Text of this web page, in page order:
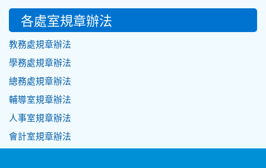
各處室規章辦法
教務處規章辦法
學務處規章辦法
總務處規章辦法
輔導室規章辦法
人事室規章辦法
會計室規章辦法